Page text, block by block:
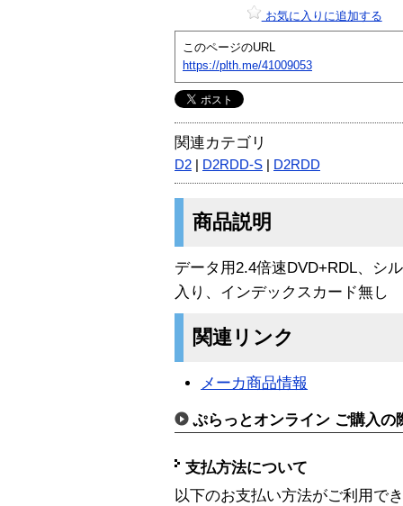
お気に入りに追加する
このページのURL
https://plth.me/41009053
関連カテゴリ
D2 D2RDD-S D2RDD
商品説明
データ用2.4倍速DVD+RDL、シ
入り、インデックスカード無し
関連リンク
メーカ商品情報
ぷらっとオンライン ご購入の
支払方法について
以下のお支払い方法がご利用で